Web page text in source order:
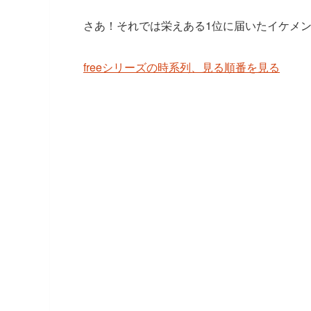
さあ！それでは栄えある1位に届いたイケメ
freeシリーズの時系列、見る順番を見る